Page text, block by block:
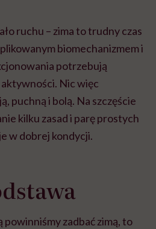
ruchu – zima to trudny czas
biomechanizmem i
potrzebują
Nic więc
puchną i bolą. Na szczęście
kilku zasad i parę prostych
w dobrej kondycji.
powinniśmy zadbać zimą, to